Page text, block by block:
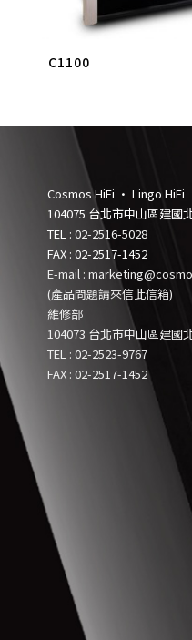
C1100
Cosmos HiFi • Lingo HiFi
104075 台北市中山區建國
TEL :02-2516-5028
FAX : 02-2517-1452
E-mail :
(產品問題請來信此信箱)
維修部
104073 台北市中山區建國
TEL :02-2523-9767
FAX : 02-2517-1452